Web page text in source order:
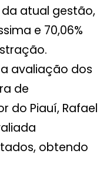
atual gestão,
e 70,06%
avaliação dos
de
do Piauí, Rafael
obtendo